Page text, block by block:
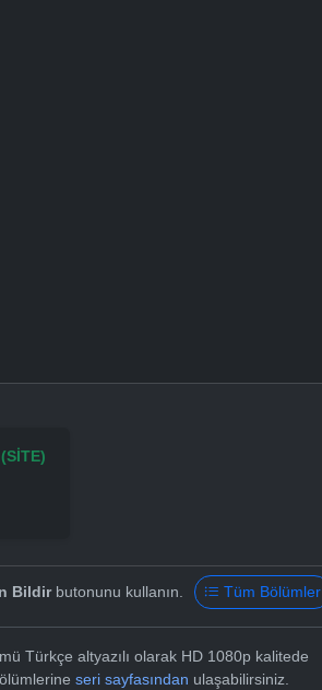
Bildirbutonunu kullanın. Tüm Bölümler
Türkçe altyazılı olarak HD 1080p kalitede
seri sayfasından ulaşabilirsiniz.